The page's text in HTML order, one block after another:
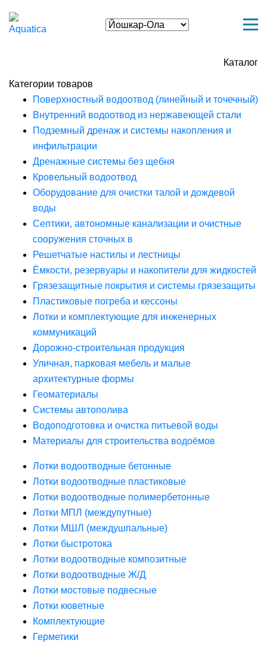
Каталог
Категории товаров
Поверхностный водоотвод (линейный и точечный)
Внутренний водоотвод из нержавеющей стали
Подземный дренаж и системы накопления и
инфильтрации
Дренажные системы без щебня
Кровельный водоотвод
Оборудование для очистки талой и дождевой
воды
Септики, автономные канализации и очистные
сооружения сточных в
Решетчатые настилы и лестницы
Ёмкости, резервуары и накопители для жидкостей
Грязезащитные покрытия и системы грязезащиты
Пластиковые погреба и кессоны
Лотки и комплектующие для инженерных
коммуникаций
Дорожно-строительная продукция
Уличная, парковая мебель и малые
архитектурные формы
Геоматериалы
Системы автополива
Водоподготовка и очистка питьевой воды
Материалы для строительства водоёмов
Лотки водоотводные бетонные
Лотки водоотводные пластиковые
Лотки водоотводные полимербетонные
Лотки МПЛ (междупутные)
Лотки МШЛ (междушпальные)
Лотки быстротока
Лотки водоотводные композитные
Лотки водоотводные Ж/Д
Лотки мостовые подвесные
Лотки кюветные
Комплектующие
Герметики